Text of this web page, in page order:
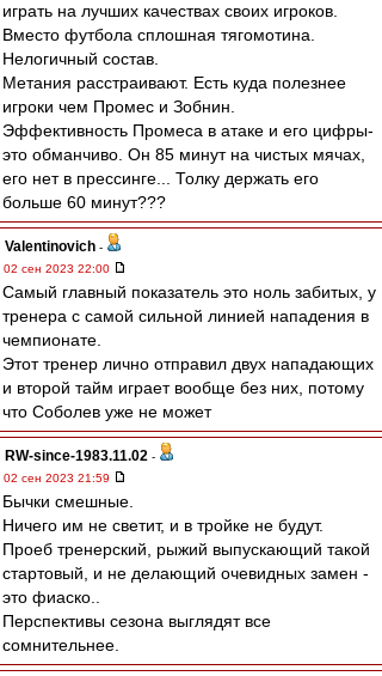
играть на лучших качествах своих игроков.
Вместо футбола сплошная тягомотина.
Нелогичный состав.
Метания расстраивают. Есть куда полезнее
игроки чем Промес и Зобнин.
Эффективность Промеса в атаке и его цифры-
это обманчиво. Он 85 минут на чистых мячах,
его нет в прессинге... Толку держать его
больше 60 минут???
Valentinovich -
02 сен 2023 22:00
Самый главный показатель это ноль забитых, у
тренера с самой сильной линией нападения в
чемпионате.
Этот тренер лично отправил двух нападающих
и второй тайм играет вообще без них, потому
что Соболев уже не может
RW-since-1983.11.02 -
02 сен 2023 21:59
Бычки смешные.
Ничего им не светит, и в тройке не будут.
Проеб тренерский, рыжий выпускающий такой
стартовый, и не делающий очевидных замен -
это фиаско..
Перспективы сезона выглядят все
сомнительнее.